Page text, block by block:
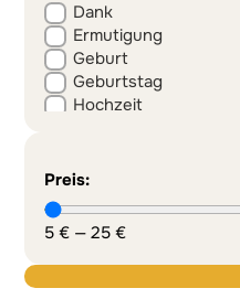
Pink
Rot
Schwarz-Weiß
Weiß
Dank
Ermutigung
Geburt
Geburtstag
Hochzeit
Preis:
5 €— 25 €